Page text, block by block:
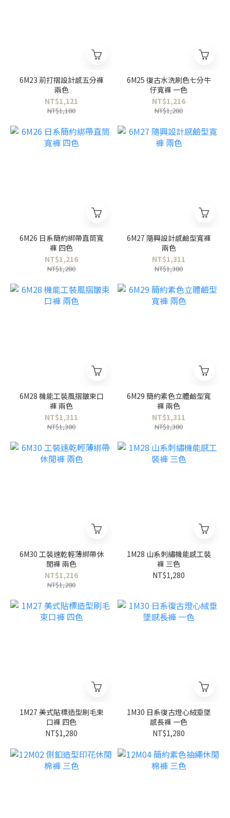
6M23 前打摺設計感五分褲
兩色
NT$1,121
NT$1,180
6M25 復古水洗刷色七分牛
仔寬褲 一色
NT$1,216
NT$1,280
6M26 日系簡約綁帶直筒寬
褲 四色
NT$1,216
NT$1,280
6M27 隨興設計感鹼型寬褲
兩色
NT$1,311
NT$1,380
6M28 機能工裝風摺皺束口
褲 兩色
NT$1,311
NT$1,380
6M29 簡約素色立體鹼型寬
褲 兩色
NT$1,311
NT$1,380
6M30 工裝速乾輕薄綁帶休
閒褲 兩色
NT$1,216
NT$1,280
1M28 山系刺繡機能感工裝
褲 三色
NT$1,280
1M27 美式貼標造型刷毛束
口褲 四色
NT$1,280
1M30 日系復古燈心絨垂墜
感長褲 一色
NT$1,280